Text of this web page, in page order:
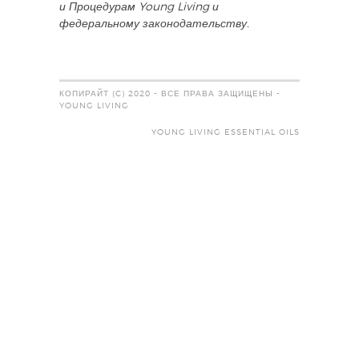
и Процедурам Young Living и
федеральному законодательству.
КОПИРАЙТ (C) 2020 - ВСЕ ПРАВА ЗАЩИЩЕНЫ -
YOUNG LIVING
YOUNG LIVING ESSENTIAL OILS